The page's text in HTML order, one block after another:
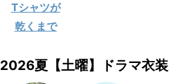
Tシャツが
乾くまで
2026夏【土曜】ドラマ衣装